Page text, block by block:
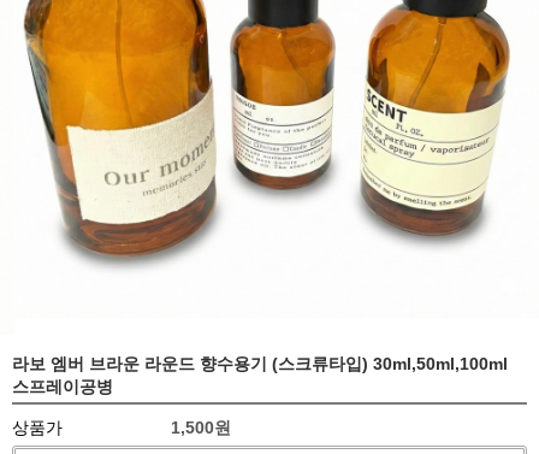
라보 엠버 브라운 라운드 향수용기 (스크류타입) 30ml,50ml,100ml
스프레이공병
상품가 1,500원